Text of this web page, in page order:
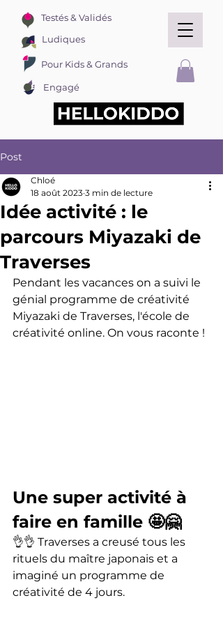
Testés & Validés
Ludiques
Pour Kids & Grands
Engagé
Post
Idée activité : le
parcours Miyazaki de
Traverses
Chloé
18 août 2023 3 min de lecture
Pendant les vacances on a suivi le
génial programme de créativité
Miyazaki de Traverses, l'école de
créativité online. On vous raconte !
Une super activité à
faire en famille 🤩🤗
👌👌 Traverses a creusé tous les
rituels du maître japonais et a
imaginé un programme de
créativité de 4 jours.